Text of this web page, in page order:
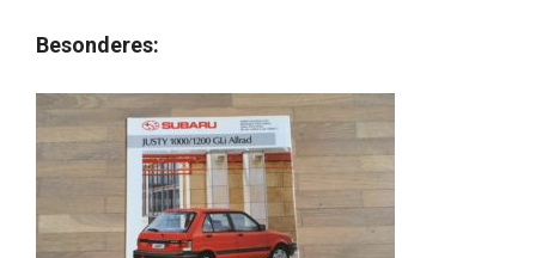
Besonderes: